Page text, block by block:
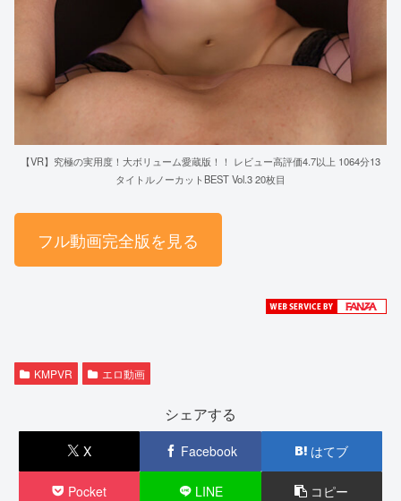
【VR】究極の実用度！大ボリューム愛蔵版！！ レビュー高評価4.7以上 1064分13
タイトルノーカットBEST Vol.3 20枚目
フル動画完全版を見る
KMPVR エロ動画
シェアする
X Facebook はてブ
Pocket LINE コピー